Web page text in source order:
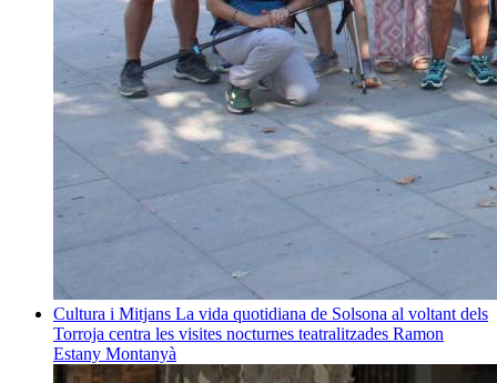
Cultura i Mitjans La vida quotidiana de Solsona al voltant dels
Torroja centra les visites nocturnes teatralitzades Ramon
Estany Montanyà